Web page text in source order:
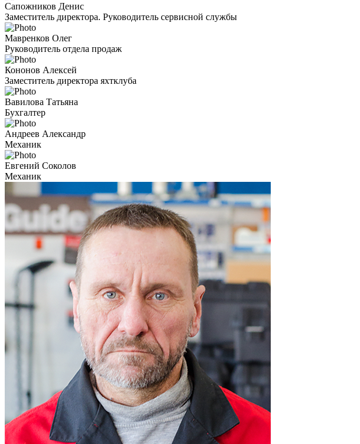
Сапожников Денис
Заместитель директора. Руководитель сервисной службы
Мавренков Олег
Руководитель отдела продаж
Кононов Алексей
Заместитель директора яхтклуба
Вавилова Татьяна
Бухгалтер
Андреев Александр
Механик
Евгений Соколов
Механик